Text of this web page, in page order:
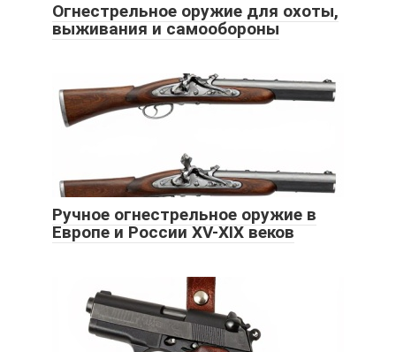
Огнестрельное оружие для охоты,
выживания и самообороны
Ручное огнестрельное оружие в
Европе и России XV-XIX веков